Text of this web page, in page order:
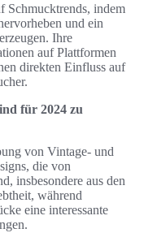
Schmucktrends, indem
und ein
Ihre
auf Plattformen
direkten Einfluss auf
für 2024 zu
von Vintage- und
die von
insbesondere aus den
während
eine interessante